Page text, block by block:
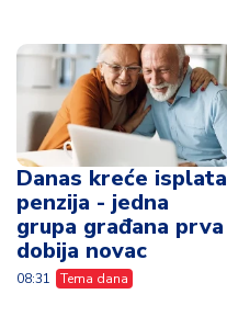
Danas kreće isplata
penzija - jedna
grupa građana prva
dobija novac
08:31 Tema dana